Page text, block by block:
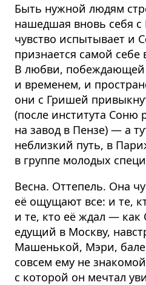
Быть нужной людям
нашедшая вновь себя
чувство испытывает и
признается самой
В любви, побеждающей
и временем, и
они с Гришей
(после института Соню
на завод в Пензе) — а
неблизкий путь, в
в группе молодых
Весна. Оттепель. Она
её ощущают все: и те,
и те, кто её ждал — как
едущий в Москву,
Машенькой, Мэри,
совсем ему не
с которой он мечтал